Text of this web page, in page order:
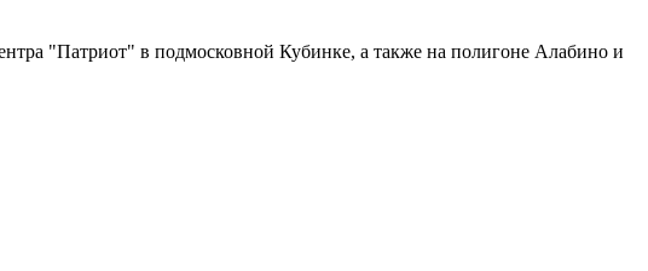
"Патриот" в подмосковной Кубинке, а также на полигоне Алабино и